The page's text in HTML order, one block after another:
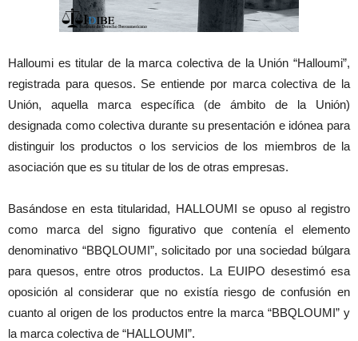
Halloumi es titular de la marca colectiva de la Unión “Halloumi”,
registrada para quesos. Se entiende por marca colectiva de la
Unión, aquella marca específica (de ámbito de la Unión)
designada como colectiva durante su presentación e idónea para
distinguir los productos o los servicios de los miembros de la
asociación que es su titular de los de otras empresas.
Basándose en esta titularidad, HALLOUMI se opuso al registro
como marca del signo figurativo que contenía el elemento
denominativo “BBQLOUMI”, solicitado por una sociedad búlgara
para quesos, entre otros productos. La EUIPO desestimó esa
oposición al considerar que no existía riesgo de confusión en
cuanto al origen de los productos entre la marca “BBQLOUMI” y
la marca colectiva de “HALLOUMI”.